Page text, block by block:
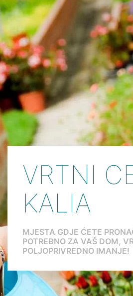
VRTNI
KALIA
MJESTA GDJE ĆETE
POTREBNO ZA VAŠ DOM,
POLJOPRIVREDNO IMANJE!